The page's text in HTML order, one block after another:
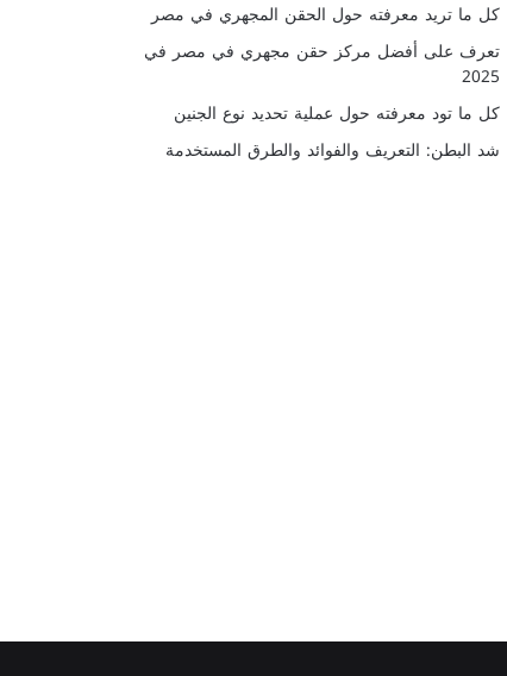
كل ما تريد معرفته حول الحقن المجهري في مصر
تعرف على أفضل مركز حقن مجهري في مصر في
2025
كل ما تود معرفته حول عملية تحديد نوع الجنين
شد البطن: التعريف والفوائد والطرق المستخدمة